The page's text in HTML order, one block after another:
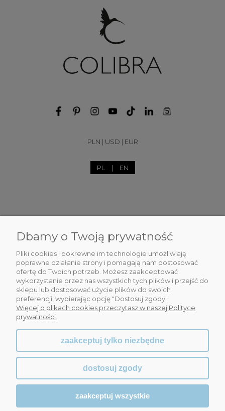
PLN | USD | EUR
PL | EN
DLA CIEBIE
INFORMACJE
OBSŁUGA KLIENTA
WSPÓŁPRACA
Dbamy o Twoją prywatność
Pliki cookies i pokrewne im technologie umożliwiają
poprawne działanie strony i pomagają nam dostosować
ofertę do Twoich potrzeb. Możesz zaakceptować
wykorzystanie przez nas wszystkich tych plików i przejść do
sklepu lub dostosować użycie plików do swoich
preferencji, wybierając opcję "Dostosuj zgody".
Więcej o plikach cookies przeczytasz w naszej Polityce
prywatności.
zaakceptuj tylko niezbędne
dostosuj zgody
zaakceptuj wszystkie